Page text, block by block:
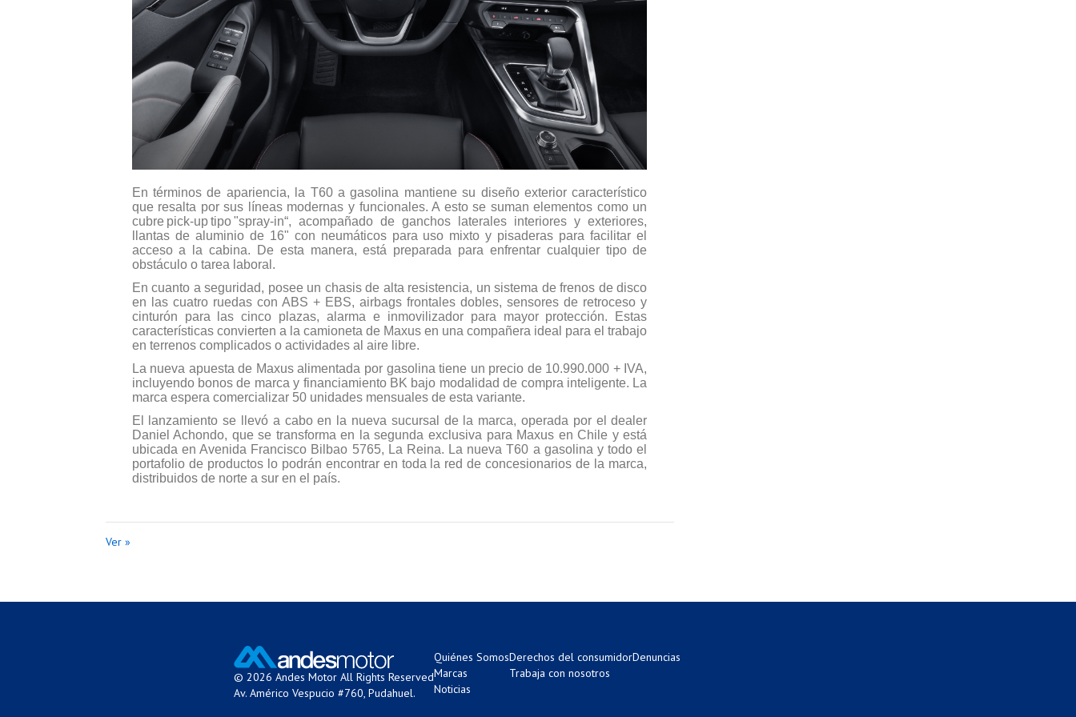
En términos de apariencia, la T60 a gasolina mantiene su diseño exterior característico
que resalta por sus líneas modernas y funcionales. A esto se suman elementos como un
cubre pick-up tipo "spray-in“, acompañado de ganchos laterales interiores y exteriores,
llantas de aluminio de 16" con neumáticos para uso mixto y pisaderas para facilitar el
acceso a la cabina. De esta manera, está preparada para enfrentar cualquier tipo de
obstáculo o tarea laboral.
En cuanto a seguridad, posee un chasis de alta resistencia, un sistema de frenos de disco
en las cuatro ruedas con ABS + EBS, airbags frontales dobles, sensores de retroceso y
cinturón para las cinco plazas, alarma e inmovilizador para mayor protección. Estas
características convierten a la camioneta de Maxus en una compañera ideal para el trabajo
en terrenos complicados o actividades al aire libre.
La nueva apuesta de Maxus alimentada por gasolina tiene un precio de 10.990.000 + IVA,
incluyendo bonos de marca y financiamiento BK bajo modalidad de compra inteligente. La
marca espera comercializar 50 unidades mensuales de esta variante.
El lanzamiento se llevó a cabo en la nueva sucursal de la marca, operada por el dealer
Daniel Achondo, que se transforma en la segunda exclusiva para Maxus en Chile y está
ubicada en Avenida Francisco Bilbao 5765, La Reina. La nueva T60 a gasolina y todo el
portafolio de productos lo podrán encontrar en toda la red de concesionarios de la marca,
distribuidos de norte a sur en el país.
Ver »
© 2026 Andes Motor All Rights Reserved
Av. Américo Vespucio #760, Pudahuel.
Quiénes Somos
Marcas
Noticias
Derechos del consumidor
Trabaja con nosotros
Denuncias